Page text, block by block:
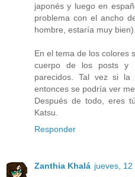
japonés y luego en
problema con el ancho
hombre, estaría muy
En el tema de los colores
cuerpo de los posts y
parecidos. Tal vez si la
entonces se podría ver
Después de todo, eres
Katsu.
Responder
Zanthia Khalá jueves,